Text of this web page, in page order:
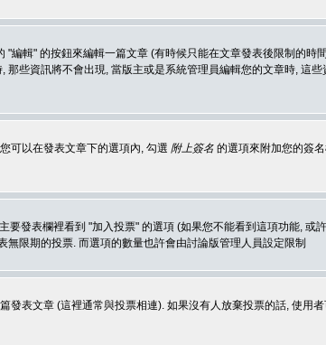
輯" 的按鈕來編輯一篇文章 (有時候只能在文章發表後限制的
些資訊將不會出現, 當版主或是系統管理員編輯您的文章時, 這
可以在發表文章下的選項內, 勾選 附上簽名 的選項來附加您的簽
發表欄裡看到 "加入投票" 的選項 (如果您不能看到這項功能,
限期的投票. 而選項的數量也許會由討論版管理人員設定限制
表文章 (這裡通常與投票相連). 如果沒有人放棄投票的話, 使用